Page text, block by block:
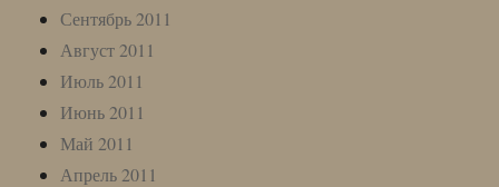
Сентябрь 2011
Август 2011
Июль 2011
Июнь 2011
Май 2011
Апрель 2011